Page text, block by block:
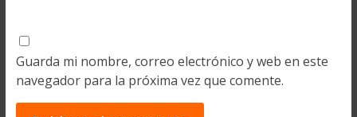
Guarda mi nombre, correo electrónico y web en este
navegador para la próxima vez que comente.